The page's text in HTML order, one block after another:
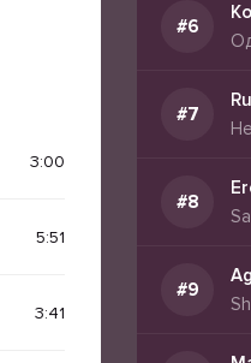
3:00
5:51
3:41